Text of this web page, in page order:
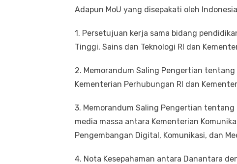
Adapun MoU yang disepakati oleh
1. Persetujuan kerja sama bidang
Tinggi, Sains dan Teknologi RI dan
2. ⁠Memorandum Saling Pengertian
Kementerian Perhubungan RI dan
3. ⁠Memorandum Saling Pengertian
media massa antara Kementerian
Pengembangan Digital, Komunikasi, dan
4. ⁠Nota Kesepahaman antara Danantara